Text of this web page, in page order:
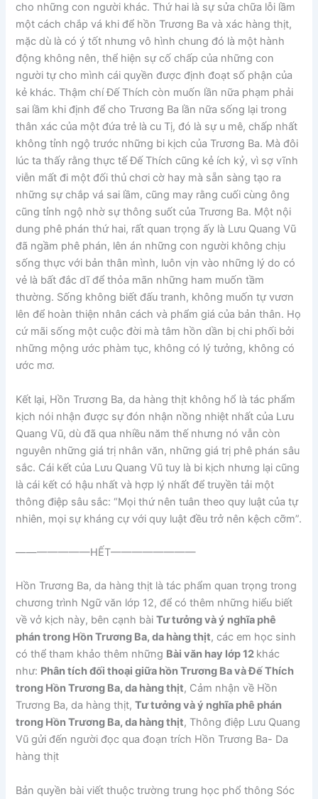
cho những con người khác. Thứ hai là sự sửa chữa lỗi lầm
một cách chắp vá khi để hồn Trương Ba và xác hàng thịt,
mặc dù là có ý tốt nhưng vô hình chung đó là một hành
động không nên, thể hiện sự cố chấp của những con
người tự cho mình cái quyền được định đoạt số phận của
kẻ khác. Thậm chí Đế Thích còn muốn lần nữa phạm phải
sai lầm khi định để cho Trương Ba lần nữa sống lại trong
thân xác của một đứa trẻ là cu Tị, đó là sự u mê, chấp nhất
không tỉnh ngộ trước những bi kịch của Trương Ba. Mà đôi
lúc ta thấy rằng thực tế Đế Thích cũng kẻ ích kỷ, vì sợ vĩnh
viễn mất đi một đối thủ chơi cờ hay mà sẵn sàng tạo ra
những sự chắp vá sai lầm, cũng may rằng cuối cùng ông
cũng tỉnh ngộ nhờ sự thông suốt của Trương Ba. Một nội
dung phê phán thứ hai, rất quan trọng ấy là Lưu Quang Vũ
đã ngầm phê phán, lên án những con người không chịu
sống thực với bản thân mình, luôn vịn vào những lý do có
vẻ là bất đắc dĩ để thỏa mãn những ham muốn tầm
thường. Sống không biết đấu tranh, không muốn tự vươn
lên để hoàn thiện nhân cách và phẩm giá của bản thân. Họ
cứ mãi sống một cuộc đời mà tâm hồn dần bị chi phối bởi
những mộng ước phàm tục, không có lý tưởng, không có
ước mơ.
Kết lại, Hồn Trương Ba, da hàng thịt không hổ là tác phẩm
kịch nói nhận được sự đón nhận nồng nhiệt nhất của Lưu
Quang Vũ, dù đã qua nhiều năm thế nhưng nó vẫn còn
nguyên những giá trị nhân văn, những giá trị phê phán sâu
sắc. Cái kết của Lưu Quang Vũ tuy là bi kịch nhưng lại cũng
là cái kết có hậu nhất và hợp lý nhất để truyền tải một
thông điệp sâu sắc: “Mọi thứ nên tuân theo quy luật của tự
nhiên, mọi sự kháng cự với quy luật đều trở nên kệch cỡm”.
———————HẾT————————
Hồn Trương Ba, da hàng thịt là tác phẩm quan trọng trong
chương trình Ngữ văn lớp 12, để có thêm những hiểu biết
về vở kịch này, bên cạnh bàiTư tưởng và ý nghĩa phê
phán trong Hồn Trương Ba, da hàng thịt, các em học sinh
có thể tham khảo thêm những Bài văn hay lớp 12 khác
như: Phân tích đối thoại giữa hồn Trương Ba và Đế Thích
trong Hồn Trương Ba, da hàng thịt, Cảm nhận về Hồn
Trương Ba, da hàng thịt,Tư tưởng và ý nghĩa phê phán
trong Hồn Trương Ba, da hàng thịt, Thông điệp Lưu Quang
Vũ gửi đến người đọc qua đoạn trích Hồn Trương Ba- Da
hàng thịt
Bản quyền bài viết thuộc trường trung học phổ thông Sóc